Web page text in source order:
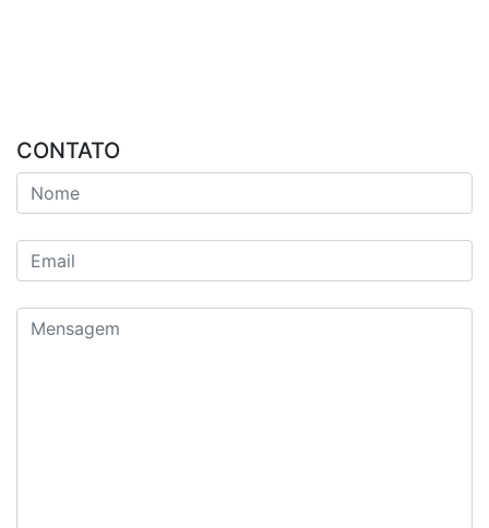
CONTATO